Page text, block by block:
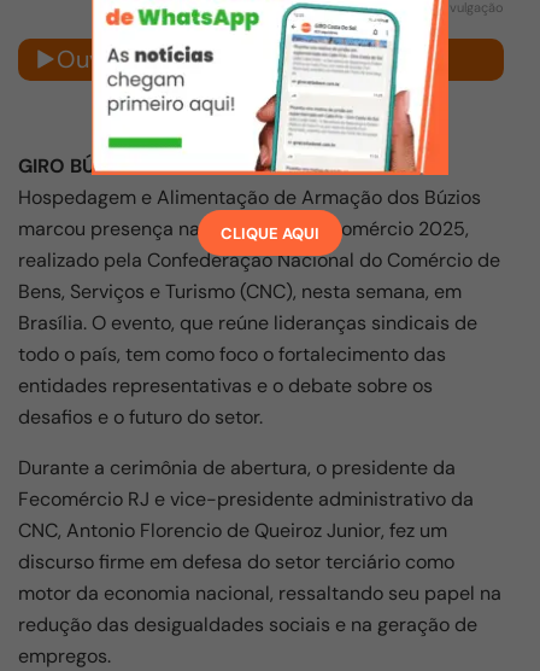
Foto: Divulgação
Ouvir notícia
GIRO BÚZIOS –O Sindsol Búzios – Sindicato de
Hospedagem e Alimentação de Armação dos Búzios
marcou presença na abertura do Sicomércio 2025,
realizado pela Confederação Nacional do Comércio de
Bens, Serviços e Turismo (CNC), nesta semana, em
Brasília. O evento, que reúne lideranças sindicais de
todo o país, tem como foco o fortalecimento das
entidades representativas e o debate sobre os
desafios e o futuro do setor.
Durante a cerimônia de abertura, o presidente da
Fecomércio RJ e vice-presidente administrativo da
CNC, Antonio Florencio de Queiroz Junior, fez um
discurso firme em defesa do setor terciário como
motor da economia nacional, ressaltando seu papel na
redução das desigualdades sociais e na geração de
empregos.
CLIQUE AQUI